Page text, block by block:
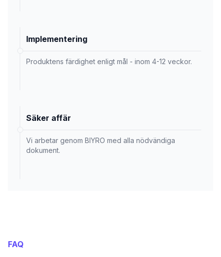
Implementering
Produktens färdighet enligt mål - inom 4-12 veckor.
Säker affär
Vi arbetar genom BIYRO med alla nödvändiga
dokument.
FAQ